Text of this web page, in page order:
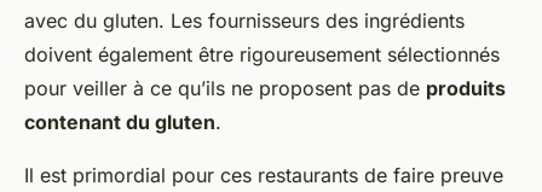
avec du gluten. Les fournisseurs des ingrédients
doivent également être rigoureusement sélectionnés
pour veiller à ce qu’ils ne proposent pas de produits
contenant du gluten.
Il est primordial pour ces restaurants de faire preuve